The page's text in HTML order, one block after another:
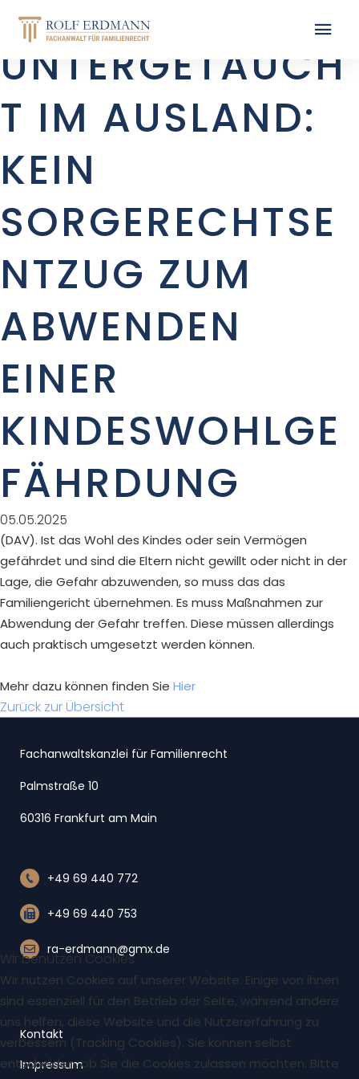
UNTERGETAUCH
T IM AUSLAND:
KEIN
SORGERECHTSE
NTZUG ZUM
ABWENDEN
EINER
KINDESWOHLGE
FÄHRDUNG
05.05.2025
(DAV). Ist das Wohl des Kindes oder sein Vermögen
gefährdet und sind die Eltern nicht gewillt oder nicht in der
Lage, die Gefahr abzuwenden, so muss das das
Familiengericht übernehmen. Es muss Maßnahmen zur
Abwendung der Gefahr treffen. Diese müssen allerdings
auch praktisch umgesetzt werden können.
Mehr dazu können finden Sie Hier
Zurück zur Übersicht
Fachanwaltskanzlei für Familienrecht
Palmstraße 10
60316 Frankfurt am Main
+49 69 440 772
+49 69 440 753
ra-erdmann@gmx.de
Kontakt
Impressum
Wir benutzen Cookies
Wir nutzen Cookies auf unserer Website. Einige von ihnen
sind essenziell für den Betrieb der Seite, während andere
uns helfen, diese Website und die Nutzererfahrung zu
verbessern (Tracking Cookies). Sie können selbst
entscheiden, ob Sie die Cookies zulassen möchten. Bitte